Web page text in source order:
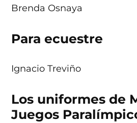
Brenda Osnaya
Para ecuestre
Ignacio Treviño
Los uniformes de
Juegos